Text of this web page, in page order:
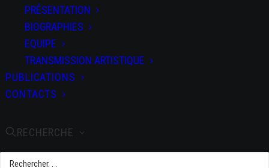
PRÉSENTATION
BIOGRAPHIES
EQUIPE
TRANSMISSION ARTISTIQUE
PUBLICATIONS
CONTACTS
RECHERCHE
Agenda Google